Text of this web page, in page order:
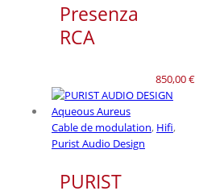
Presenza
RCA
850,00€
Cable de modulation, Hifi,
Purist Audio Design
PURIST